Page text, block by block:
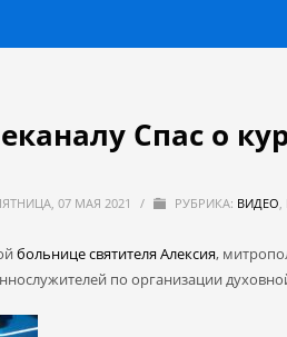
Спас о
07 МАЯ 2021 / РУБРИКА: ВИДЕО,
больнице святителя Алексия,
по организации